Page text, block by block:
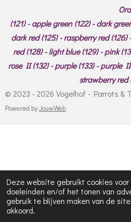
Deze website gebruikt cookies voor
doeleinden en/of het tonen van
gebruik te blijven maken van de
akkoord.
Orange (120) -
(121) - apple green (122) - dark
dark red (125) - raspberry red (126)
red (128) - light blue (129) - pink
rose II (132) - purple (133) - purple
strawberry red
© 2023 - 2026 Vogelhof - Parrots &
Powered byJouwWeb